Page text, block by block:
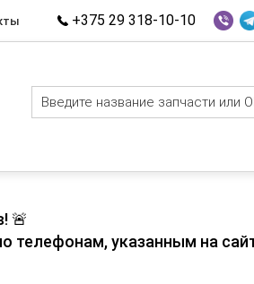
+375 29 318-10-10
🚨
телефонам, указанным на